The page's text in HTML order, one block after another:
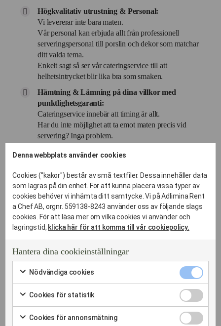
Högkvalitativ utrustning & Personal:
Vi levererar inte bara maten.
Vår personal kan erbjuda allt från professionell
serveringspersonal till porslin och dekor som matchar
ditt valda tema.
Enkelt sagt så ser vår cateringservice till att
helhetsintrycket blir lika bra som smaken.
Hämtning & Lämning på dina villkor med
punktlighetsgaranti:
Cateringservice innebär att timing är allt.
Har du inte möjlighet att ta emot maten precis vid
servering? Inga problem.
timmar, vilket ger dig total flexibilitet i schemat.
garanterar att maten anländer vid exakt rätt tidpunkt
och med perfekt temperatur.
Vi hämtar disken:
Den största "fest-dödaren" är berget av disk.
När du hyr porslin av oss så hämtar vi det smutsigt
Du bara skrapar av tallrikarna och ställer dem i våra
backar – vi sköter resten i vårt industridisk-labb.
Oavsett om du har ditt event eller tillställning i Centrala
Norrort eller i övriga Norrortsområdet så är det smidigt att
låta oss sköta din catering.
Denna webbplats använder cookies
Cookies ("kakor") består av små textfiler. Dessa innehåller data
som lagras på din enhet. För att kunna placera vissa typer av
cookies behöver vi inhämta ditt samtycke. Vi på Adlimina Rent
a Chef AB, orgnr. 559138-8243 använder oss av följande slags
cookies. För att läsa mer om vilka cookies vi använder och
lagringstid, klicka här för att komma till vår cookiepolicy.
Hantera dina cookieinställningar
Nödvändiga cookies
att
samtycka
till
cookies
kryssruta
Cookies för statistik
att
Cookies
för
statistik
kryssruta
Cookies för annonsmätning
Cookies
för